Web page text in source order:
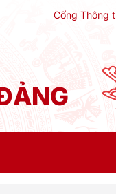
Cổng Thông